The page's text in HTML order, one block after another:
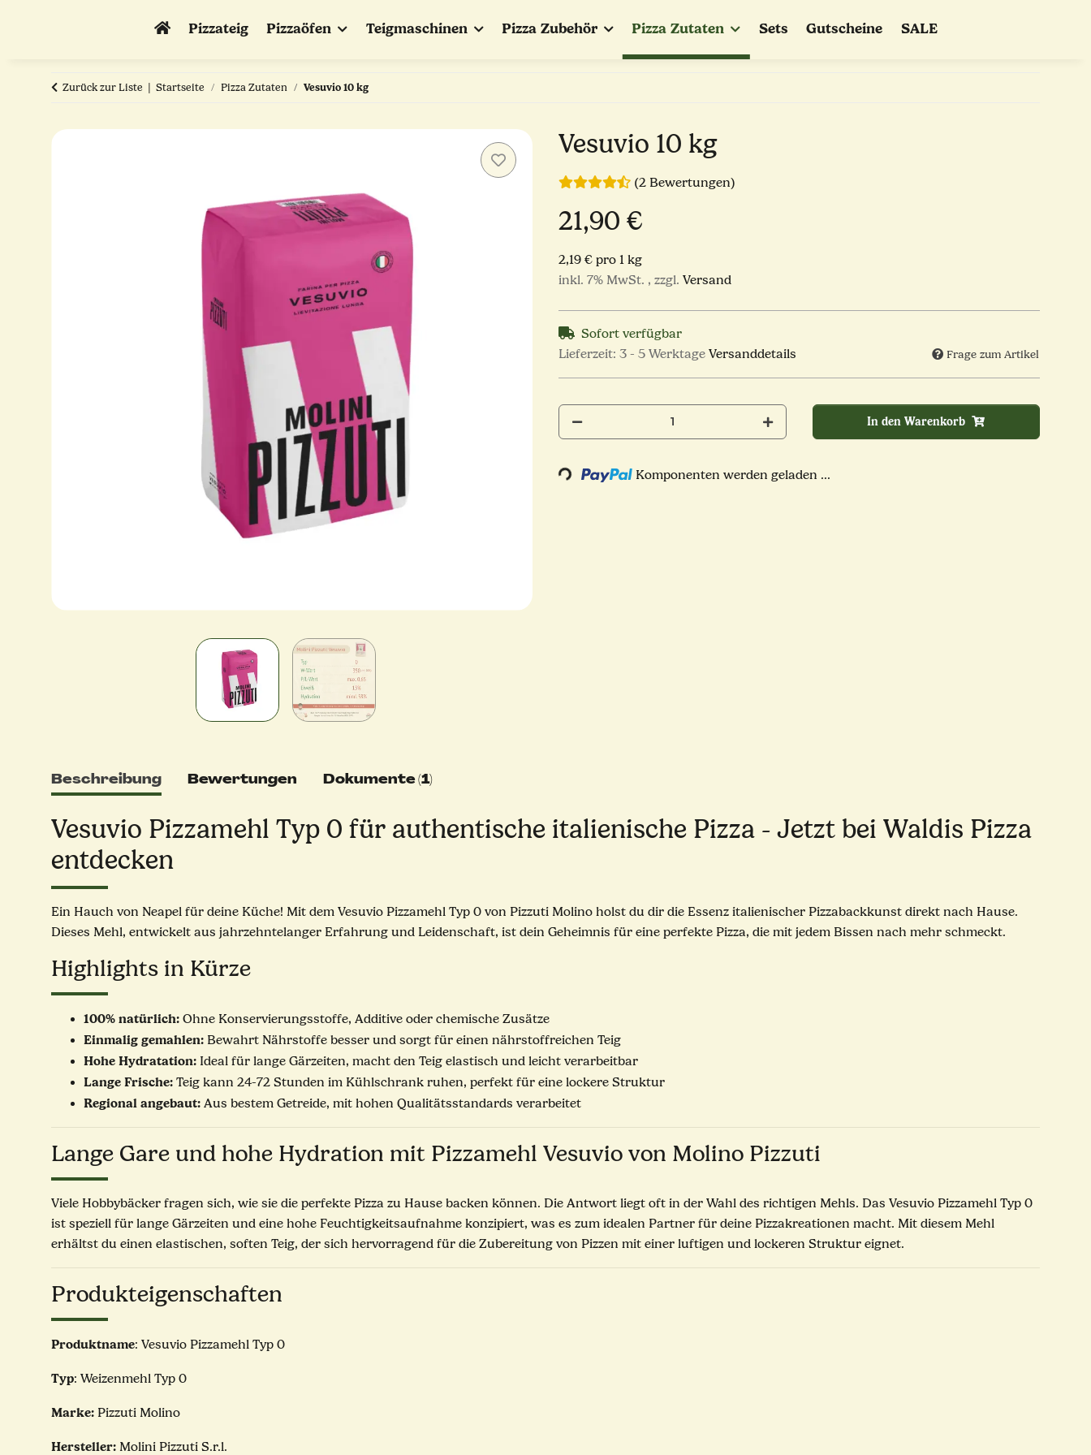
Pizzateig Pizzaöfen Teigmaschinen Pizza Zubehör Pizza Zutaten Sets Gutscheine SALE
Zurück zur Liste Startseite Pizza Zutaten Vesuvio 10 kg
Vesuvio 10 kg
(2 Bewertungen)
21,90 €
2,19 € pro 1 kg
inkl. 7% MwSt. , zzgl. Versand
Sofort verfügbar
Lieferzeit: 3 - 5 Werktage Versanddetails Frage zum Artikel
In den Warenkorb
Loading... Komponenten werden geladen ...
Beschreibung Bewertungen Dokumente (1)
Vesuvio Pizzamehl Typ 0 für authentische italienische Pizza - Jetzt bei Waldis Pizza
entdecken
Ein Hauch von Neapel für deine Küche! Mit dem Vesuvio Pizzamehl Typ 0 von Pizzuti Molino holst du dir die Essenz italienischer Pizzabackkunst direkt nach Hause.
Dieses Mehl, entwickelt aus jahrzehntelanger Erfahrung und Leidenschaft, ist dein Geheimnis für eine perfekte Pizza, die mit jedem Bissen nach mehr schmeckt.
Highlights in Kürze
100% natürlich: Ohne Konservierungsstoffe, Additive oder chemische Zusätze
Einmalig gemahlen: Bewahrt Nährstoffe besser und sorgt für einen nährstoffreichen Teig
Hohe Hydratation: Ideal für lange Gärzeiten, macht den Teig elastisch und leicht verarbeitbar
Lange Frische: Teig kann 24-72 Stunden im Kühlschrank ruhen, perfekt für eine lockere Struktur
Regional angebaut: Aus bestem Getreide, mit hohen Qualitätsstandards verarbeitet
Lange Gare und hohe Hydration mit Pizzamehl Vesuvio von Molino Pizzuti
Viele Hobbybäcker fragen sich, wie sie die perfekte Pizza zu Hause backen können. Die Antwort liegt oft in der Wahl des richtigen Mehls. Das Vesuvio Pizzamehl Typ 0
ist speziell für lange Gärzeiten und eine hohe Feuchtigkeitsaufnahme konzipiert, was es zum idealen Partner für deine Pizzakreationen macht. Mit diesem Mehl
erhältst du einen elastischen, soften Teig, der sich hervorragend für die Zubereitung von Pizzen mit einer luftigen und lockeren Struktur eignet.
Produkteigenschaften
Produktname: Vesuvio Pizzamehl Typ 0
Typ: Weizenmehl Typ 0
Marke: Pizzuti Molino
Hersteller: Molini Pizzuti S.r.l.